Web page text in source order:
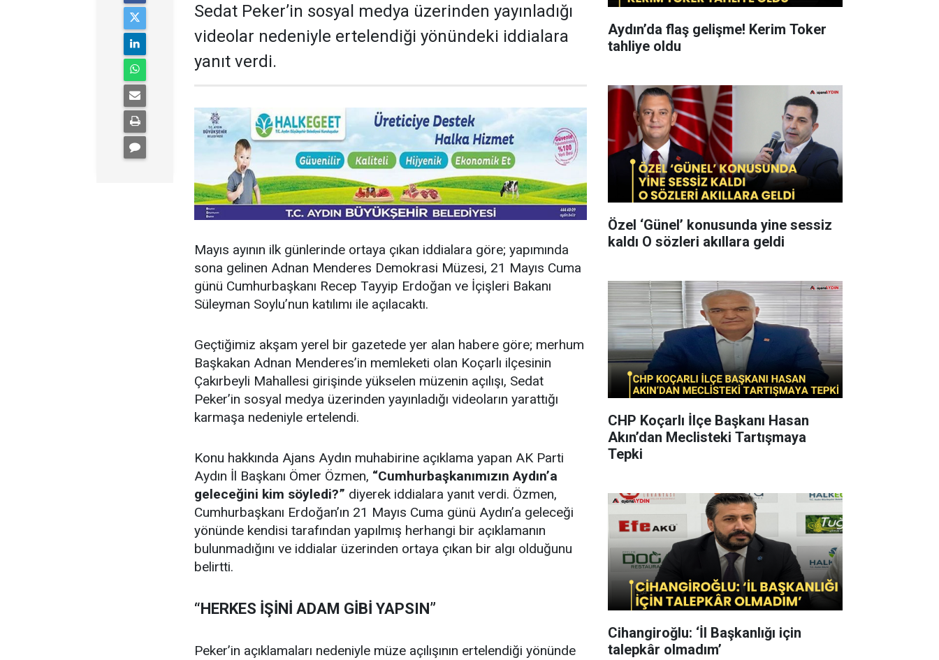
Sedat Peker’in sosyal medya üzerinden yayınladığı
videolar nedeniyle ertelendiği yönündeki iddialara
yanıt verdi.
Mayıs ayının ilk günlerinde ortaya çıkan iddialara göre; yapımında
sona gelinen Adnan Menderes Demokrasi Müzesi, 21 Mayıs Cuma
günü Cumhurbaşkanı Recep Tayyip Erdoğan ve İçişleri Bakanı
Süleyman Soylu’nun katılımı ile açılacaktı.
Geçtiğimiz akşam yerel bir gazetede yer alan habere göre; merhum
Başkakan Adnan Menderes’in memleketi olan Koçarlı ilçesinin
Çakırbeyli Mahallesi girişinde yükselen müzenin açılışı, Sedat
Peker’in sosyal medya üzerinden yayınladığı videoların yarattığı
karmaşa nedeniyle ertelendi.
Konu hakkında Ajans Aydın muhabirine açıklama yapan AK Parti
Aydın İl Başkanı Ömer Özmen, “Cumhurbaşkanımızın Aydın’a
geleceğini kim söyledi?” diyerek iddialara yanıt verdi. Özmen,
Cumhurbaşkanı Erdoğan’ın 21 Mayıs Cuma günü Aydın’a geleceği
yönünde kendisi tarafından yapılmış herhangi bir açıklamanın
bulunmadığını ve iddialar üzerinden ortaya çıkan bir algı olduğunu
belirtti.
“HERKES İŞİNİ ADAM GİBİ YAPSIN”
Peker’in açıklamaları nedeniyle müze açılışının ertelendiği yönünde
Aydın’da flaş gelişme! Kerim Toker
tahliye oldu
Özel ‘Günel’ konusunda yine sessiz
kaldı O sözleri akıllara geldi
CHP Koçarlı İlçe Başkanı Hasan
Akın’dan Meclisteki Tartışmaya
Tepki
Cihangiroğlu: ‘İl Başkanlığı için
talepkâr olmadım’